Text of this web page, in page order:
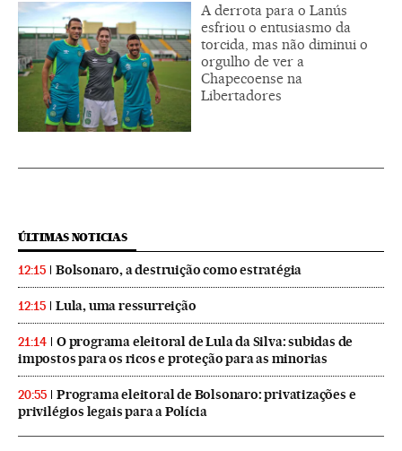
A derrota para o Lanús
esfriou o entusiasmo da
torcida, mas não diminui o
orgulho de ver a
Chapecoense na
Libertadores
ÚLTIMAS NOTICIAS
12:15 Bolsonaro, a destruição como estratégia
12:15 Lula, uma ressurreição
21:14
O programa eleitoral de Lula da Silva: subidas de
impostos para os ricos e proteção para as minorias
20:55
Programa eleitoral de Bolsonaro: privatizações e
privilégios legais para a Polícia